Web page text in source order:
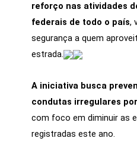
reforço nas atividades
federais de todo o país,
segurança a quem
estrada.
A iniciativa busca
condutas irregulares
com foco em diminuir as
registradas este ano.